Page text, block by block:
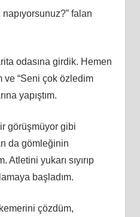
falan
odasına girdik. Hemen
ve “Seni çok özledim
yapıştım.
görüşmüyor gibi
da gömleğinin
yukarı sıyırıp
başladım.
çözdüm,